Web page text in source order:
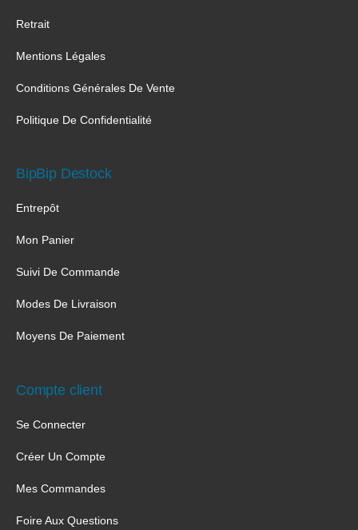
Retrait
Mentions Légales
Conditions Générales De Vente
Politique De Confidentialité
BipBip Destock
Entrepôt
Mon Panier
Suivi De Commande
Modes De Livraison
Moyens De Paiement
Compte client
Se Connecter
Créer Un Compte
Mes Commandes
Foire Aux Questions